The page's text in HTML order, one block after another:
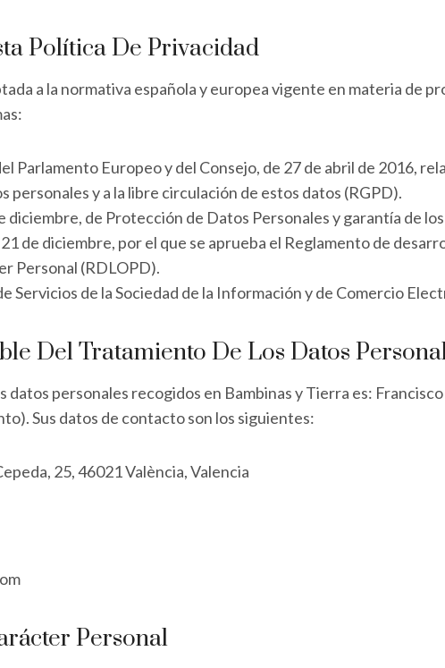
Política De Privacidad
a la normativa española y europea vigente en materia de
Parlamento Europeo y del Consejo, de 27 de abril de 2016,
y a la libre circulación de estos datos (RGPD).
diciembre, de Protección de Datos Personales y garantía de
de diciembre, por el que se aprueba el Reglamento de
Personal (RDLOPD).
Servicios de la Sociedad de la Información y de Comercio
Del Tratamiento De Los Datos
datos personales recogidos en Bambinas y Tierra es:
Sus datos de contacto son los siguientes:
25, 46021 València, Valencia
Personal